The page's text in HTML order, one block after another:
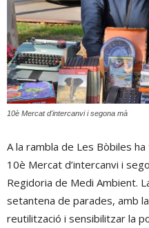
10è Mercat d'intercanvi i segona mà
A la rambla de Les Bòbiles
10è Mercat d’intercanvi i
Regidoria de Medi Ambient.
setantena de parades, amb
reutilització i sensibilitzar la